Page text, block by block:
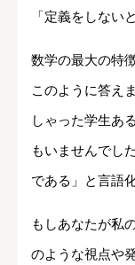
「定義をしない
数学の最大の特
このように答え
しゃった学生あ
もいませんでし
である」と言語
もしあなたが私
のような視点や